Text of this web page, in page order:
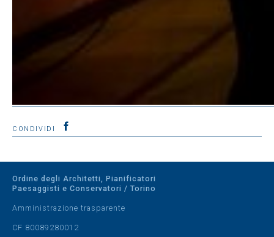
CONDIVIDI
Ordine degli Architetti, Pianificatori
Paesaggisti e Conservatori / Torino
Amministrazione trasparente
CF 80089280012